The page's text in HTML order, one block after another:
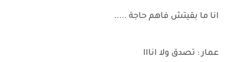
انا ما بقيتش فاهم حاجة .....
عمار : تصدق ولا انااا